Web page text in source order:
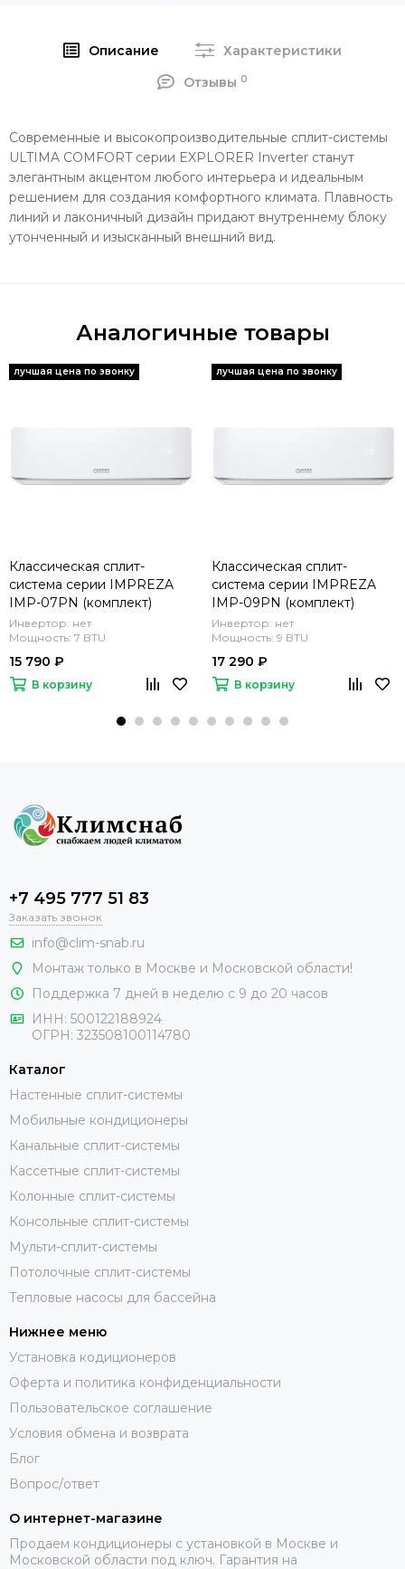
Описание
Характеристики
Отзывы 0
Современные и высокопроизводительные сплит-системы
ULTIMA COMFORT серии EXPLORER Inverter станут
элегантным акцентом любого интерьера и идеальным
решением для создания комфортного климата. Плавность
линий и лаконичный дизайн придают внутреннему блоку
утонченный и изысканный внешний вид.
Аналогичные товары
Классическая сплит-
система серии IMPREZA
IMP-07PN (комплект)
Инвертор: нет
Мощность: 7 BTU
15 790 ₽
В корзину
Классическая сплит-
система серии IMPREZA
IMP-09PN (комплект)
Инвертор: нет
Мощность: 9 BTU
17 290 ₽
В корзину
+7 495 777 51 83
Заказать звонок
info@clim-snab.ru
Монтаж только в Москве и Московской области!
Поддержка 7 дней в неделю с 9 до 20 часов
ИНН: 500122188924
ОГРН: 323508100114780
Каталог
Настенные сплит-системы
Мобильные кондиционеры
Канальные сплит-системы
Кассетные сплит-системы
Колонные сплит-системы
Консольные сплит-системы
Мульти-сплит-системы
Потолочные сплит-системы
Тепловые насосы для бассейна
Нижнее меню
Установка кодиционеров
Оферта и политика конфиденциальности
Пользовательское соглашение
Условия обмена и возврата
Блог
Вопрос/ответ
О интернет-магазине
Продаем кондиционеры с установкой в Москве и
Московской области под ключ. Гарантия на